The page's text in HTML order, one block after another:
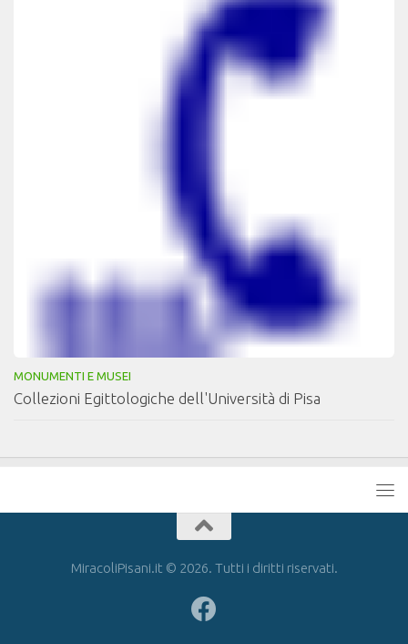
MONUMENTI E MUSEI
Collezioni Egittologiche dell'Università di Pisa
MiracoliPisani.it © 2026. Tutti i diritti riservati.